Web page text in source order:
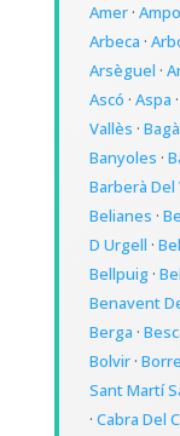
Amer·
Arbeca ·
Arsèguel ·
Ascó · Aspa ·
Vallès · Bagà
Banyoles ·
Barberà Del
Belianes ·
D Urgell ·
Bellpuig·
Benavent
Berga ·
Bolvir·
Sant Martí
· Cabra Del